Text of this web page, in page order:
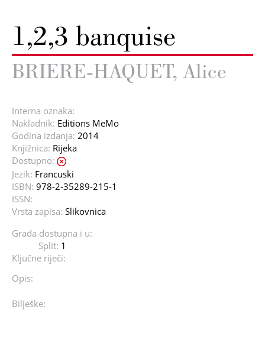
1,2,3 banquise
BRIERE-HAQUET, Alice
Interna oznaka:
Nakladnik: Editions MeMo
Godina izdanja: 2014
Knjižnica: Rijeka
Dostupno:
Jezik: Francuski
ISBN: 978-2-35289-215-1
ISSN:
Vrsta zapisa: Slikovnica
Građa dostupna i u:
Split: 1
Ključne riječi:
Opis:
Bilješke: